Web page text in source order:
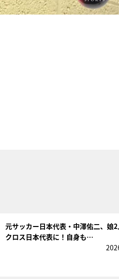
元サッカー日本代表・中澤佑二、娘
クロス日本代表に！自身も…